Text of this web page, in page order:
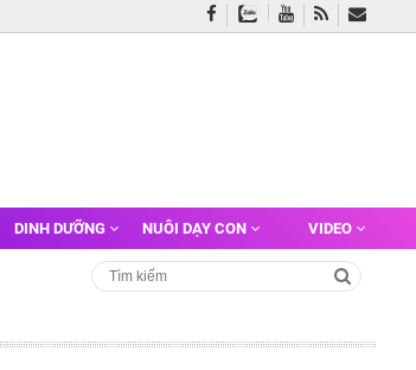
DINH DƯỠNG NUÔI DẠY CON VIDEO